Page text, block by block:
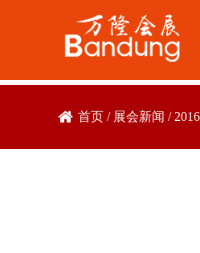
首页 / 展会新闻 /